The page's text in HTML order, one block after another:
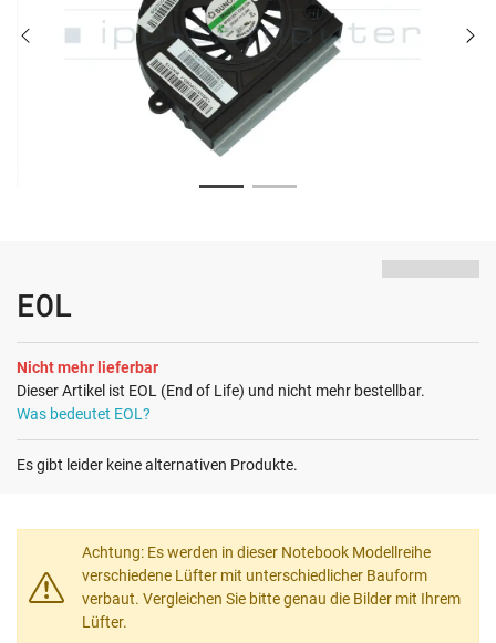
EOL
Nicht mehr lieferbar
Dieser Artikel ist EOL (End of Life) und nicht mehr bestellbar.
Was bedeutet EOL?
Es gibt leider keine alternativen Produkte.
Achtung: Es werden in dieser Notebook Modellreihe
verschiedene Lüfter mit unterschiedlicher Bauform
verbaut. Vergleichen Sie bitte genau die Bilder mit Ihrem
Lüfter.